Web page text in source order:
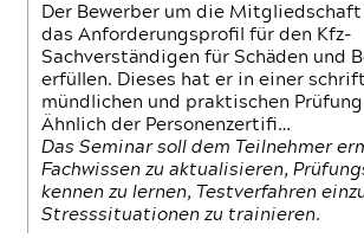
Der Bewerber um die Mitgliedschaft
das Anforderungsprofil für den Kfz-
Sachverständigen für Schäden und
erfüllen. Dieses hat er in einer
mündlichen und praktischen Prüfung
Ähnlich der Personenzertifi…
Das Seminar soll dem Teilnehmer
Fachwissen zu aktualisieren,
kennen zu lernen, Testverfahren
Stresssituationen zu trainieren.